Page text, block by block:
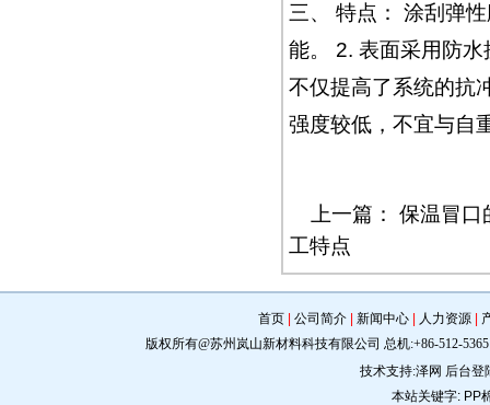
三、 特点： 涂刮弹
能。 2. 表面采用防
不仅提高了系统的抗
强度较低，不宜与自
上一篇： 保温冒口
工特点
首页| 公司简介| 新闻中心| 人力资源|
版权所有@苏州岚山新材料科技有限公司 总机:+86-512-5365
技术支持:泽网 后台登
本站关键字: PP